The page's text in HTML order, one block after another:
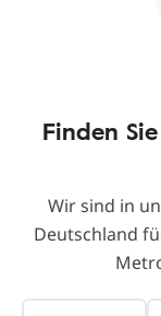
Finden
Wir sind in
Deutschland